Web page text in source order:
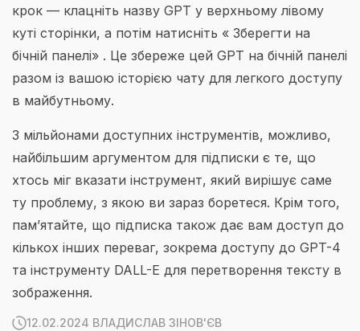
крок — клацніть назву GPT у верхньому лівому
куті сторінки, а потім натисніть « Зберегти на
бічній панелі» . Це збереже цей GPT на бічній панелі
разом із вашою історією чату для легкого доступу
в майбутньому.
З мільйонами доступних інструментів, можливо,
найбільшим аргументом для підписки є те, що
хтось міг вказати інструмент, який вирішує саме
ту проблему, з якою ви зараз боретеся. Крім того,
пам’ятайте, що підписка також дає вам доступ до
кількох інших переваг, зокрема доступу до GPT-4
та інструменту DALL-E для перетворення тексту в
зображення.
12.02.2024 ВЛАДИСЛАВ ЗІНОВ'ЄВ